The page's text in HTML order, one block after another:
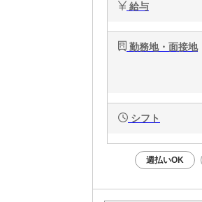
給与
勤務地・面接地
シフト
週払いOK